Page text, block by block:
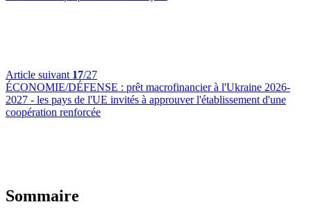
Article suivant 17/27
ÉCONOMIE/DÉFENSE : prêt macrofinancier à l'Ukraine 2026-
2027 - les pays de l'UE invités à approuver l'établissement d'une
coopération renforcée
Sommaire